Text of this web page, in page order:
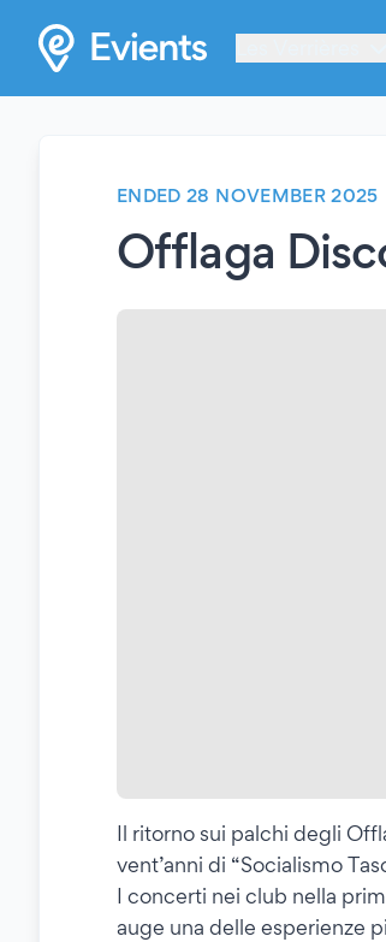
ENDED 28 NOVEMBER 2025
Offlaga
Il ritorno sui palchi degli
vent’anni di “Socialismo
I concerti nei club nella
auge una delle esperienze